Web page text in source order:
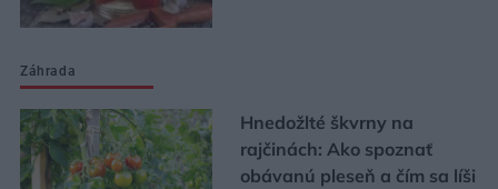
Záhrada
Hnedožlté škvrny na
rajčinách: Ako spoznať
obávanú pleseň a čím sa líši